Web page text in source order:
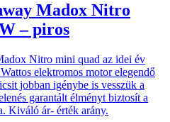
Madox Nitro
– piros
Nitro mini quad az idei év
elektromos motor elegendő
jobban igénybe is vesszük a
garantált élményt biztosít a
Kiváló ár- érték arány.